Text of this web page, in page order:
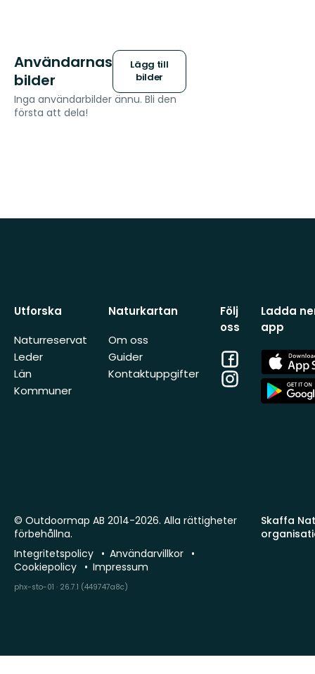
Användarnas
bilder
Lägg till
bilder
Inga användarbilder ännu. Bli den
första att dela!
Utforska
Naturreservat
Leder
Län
Kommuner
Naturkartan
Om oss
Guider
Kontaktuppgifter
Följ
oss
Facebook
Instagram
Ladda
app
App
Store
App
Store
Skaffa
© Outdoormap AB 2014-2026. Alla rättigheter
förbehållna.
Integritetspolicy
Användarvillkor
Cookiepolicy
Impressum
phx-sto-01 · 26.7.1 (449747a8c)